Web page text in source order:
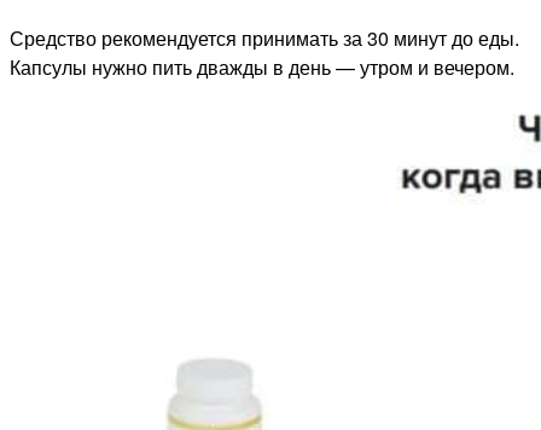
Средство рекомендуется принимать за 30 минут до еды.
Капсулы нужно пить дважды в день — утром и вечером.